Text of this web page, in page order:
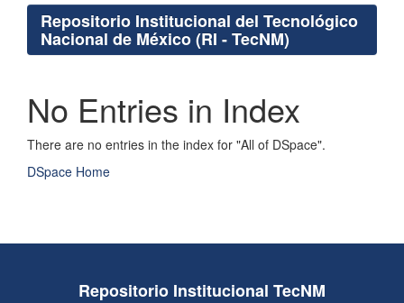
Repositorio Institucional del Tecnológico
Nacional de México (RI - TecNM)
No Entries in Index
There are no entries in the index for "All of DSpace".
DSpace Home
Repositorio Institucional TecNM